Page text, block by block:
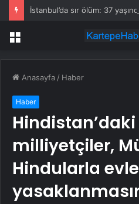
Menü
Anasayfa / Haber
Haber
Hindistan’daki
milliyetçiler,
Hindularla